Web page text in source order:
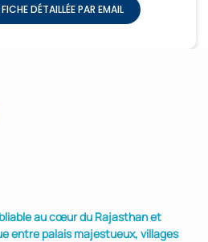
DÉTAILLÉE PAR EMAIL
au cœur du Rajasthan et
entre palais majestueux, villages